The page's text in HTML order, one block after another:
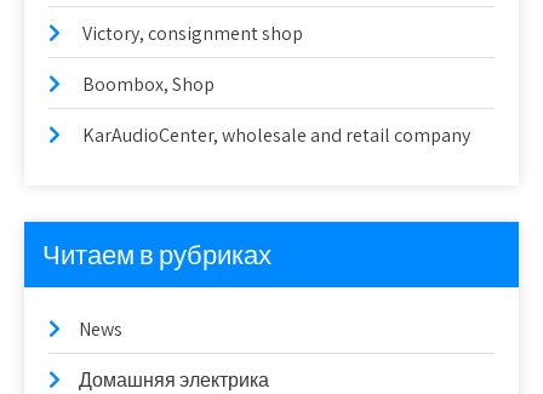
Victory, consignment shop
Boombox, Shop
KarAudioCenter, wholesale and retail company
Читаем в рубриках
News
Домашняя электрика